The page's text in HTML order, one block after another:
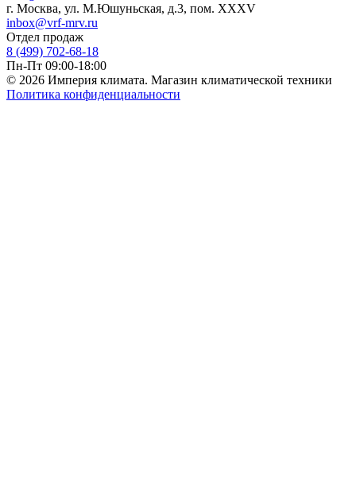
г. Москва, ул. М.Юшуньская, д.3, пом. XXXV
inbox@vrf-mrv.ru
Отдел продаж
8 (499) 702-68-18
Пн-Пт 09:00-18:00
© 2026 Империя климата. Магазин климатической техники
Политика конфиденциальности